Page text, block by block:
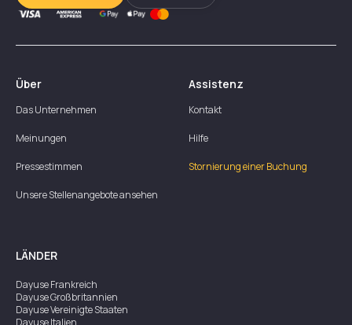
Über
Das Unternehmen
Meinungen
Pressestimmen
Unsere Stellenangebote ansehen
Assistenz
Kontakt
Hilfe
Stornierung einer Buchung
LÄNDER
DayuseFrankreich
DayuseGroßbritannien
DayuseVereinigte Staaten
DayuseItalien